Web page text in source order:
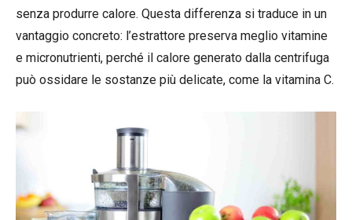
senza produrre calore. Questa differenza si traduce in un
vantaggio concreto: l’estrattore preserva meglio vitamine
e micronutrienti, perché il calore generato dalla centrifuga
può ossidare le sostanze più delicate, come la vitamina C.